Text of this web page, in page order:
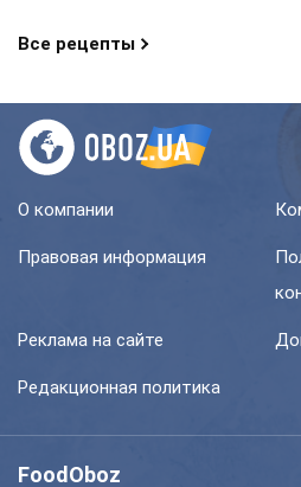
Все рецепты
О компании
Правовая информация
Реклама на сайте
Редакционная политика
FoodOboz